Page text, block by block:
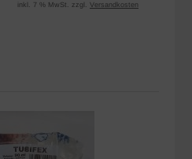
inkl. 7 % MwSt. zzgl. Versandkosten